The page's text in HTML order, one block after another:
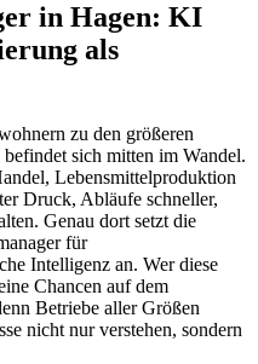
in Hagen: KI
als
zu den größeren
sich mitten im Wandel.
Lebensmittelproduktion
Druck, Abläufe schneller,
Genau dort setzt die
für
Intelligenz an. Wer diese
Chancen auf dem
Betriebe aller Größen
nicht nur verstehen, sondern